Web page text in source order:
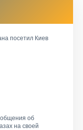
посетил Киев
об
на своей